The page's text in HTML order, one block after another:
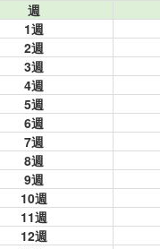
週
1週
2週
3週
4週
5週
6週
7週
8週
9週
10週
11週
12週